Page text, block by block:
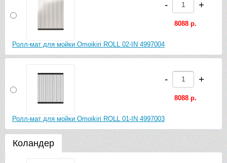
Ролл-мат для мойки Omoikiri ROLL 02-IN 4997004
- +
8088 р.
Ролл-мат для мойки Omoikiri ROLL 01-IN 4997003
- +
8088 р.
Коландер